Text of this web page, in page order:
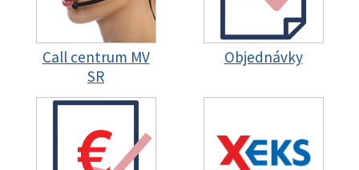
Call centrum MV
SR
Objednávky